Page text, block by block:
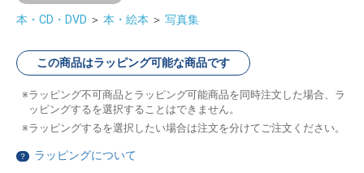
本・CD・DVD ＞ 本・絵本 ＞ 写真集
この商品はラッピング可能な商品です
ラッピング不可商品とラッピング可能商品を同時注文した場合、ラ
ッピングするを選択することはできません。
ラッピングするを選択したい場合は注文を分けてご注文ください。
？ ラッピングについて